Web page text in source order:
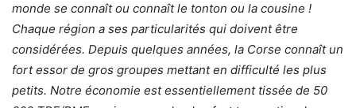
monde se connaît ou connaît le tonton ou la cousine !
Chaque région a ses particularités qui doivent être
considérées. Depuis quelques années, la Corse connaît un
fort essor de gros groupes mettant en difficulté les plus
petits. Notre économie est essentiellement tissée de 50